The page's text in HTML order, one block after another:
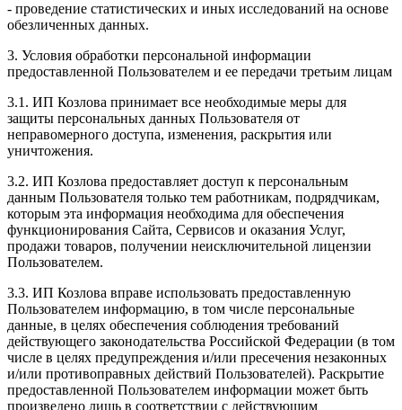
- проведение статистических и иных исследований на основе
обезличенных данных.
3. Условия обработки персональной информации
предоставленной Пользователем и ее передачи третьим лицам
3.1. ИП Козлова принимает все необходимые меры для
защиты персональных данных Пользователя от
неправомерного доступа, изменения, раскрытия или
уничтожения.
3.2. ИП Козлова предоставляет доступ к персональным
данным Пользователя только тем работникам, подрядчикам,
которым эта информация необходима для обеспечения
функционирования Сайта, Сервисов и оказания Услуг,
продажи товаров, получении неисключительной лицензии
Пользователем.
3.3. ИП Козлова вправе использовать предоставленную
Пользователем информацию, в том числе персональные
данные, в целях обеспечения соблюдения требований
действующего законодательства Российской Федерации (в том
числе в целях предупреждения и/или пресечения незаконных
и/или противоправных действий Пользователей). Раскрытие
предоставленной Пользователем информации может быть
произведено лишь в соответствии с действующим